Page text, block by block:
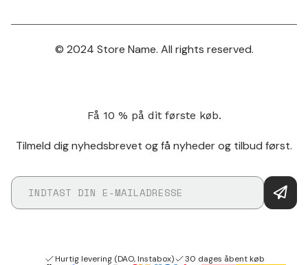
© 2024 Store Name. All rights reserved.
Få 10 % på dit første køb.
Tilmeld dig nyhedsbrevet og få nyheder og tilbud først.
Hurtig levering (DAO, Instabox) 30 dages åbent køb